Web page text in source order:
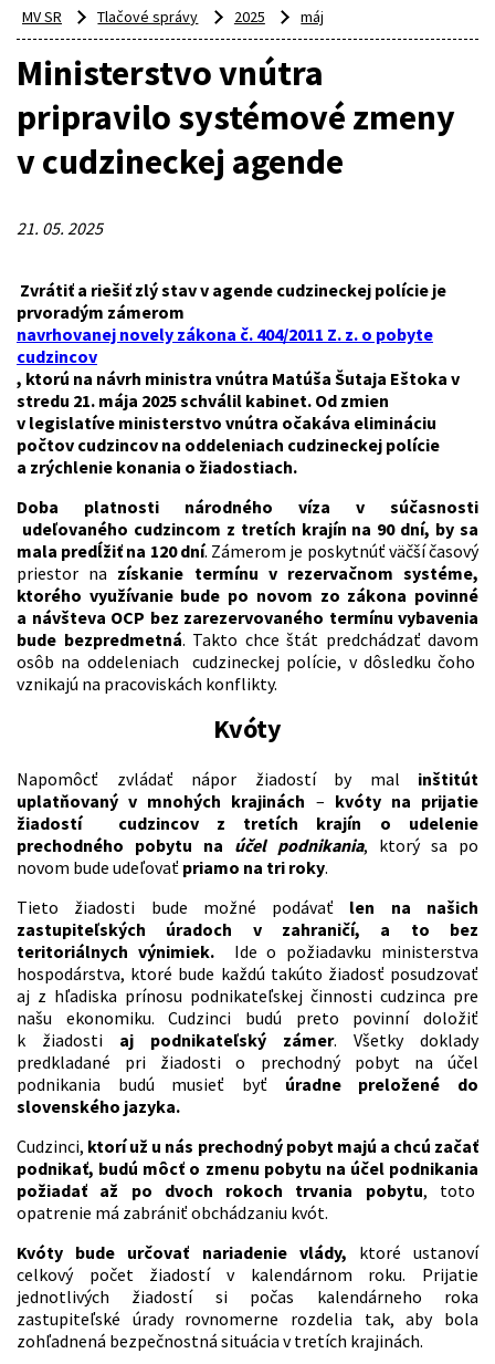
MV SR Tlačové správy 2025 máj
Ministerstvo vnútra
pripravilo systémové zmeny
v cudzineckej agende
21. 05. 2025
Zvrátiť a riešiť zlý stav v agende cudzineckej polície je
prvoradým zámerom
navrhovanej novely zákona č. 404/2011 Z. z. o pobyte
cudzincov
, ktorú na návrh ministra vnútra Matúša Šutaja Eštoka v
stredu 21. mája 2025 schválil kabinet. Od zmien
v legislatíve ministerstvo vnútra očakáva elimináciu
počtov cudzincov na oddeleniach cudzineckej polície
a zrýchlenie konania o žiadostiach.
Doba platnosti národného víza v súčasnosti
udeľovaného cudzincom z tretích krajín na 90 dní, by sa
mala predĺžiť na 120 dní. Zámerom je poskytnúť väčší časový
priestor na získanie termínu v rezervačnom systéme,
ktorého využívanie bude po novom zo zákona povinné
a návšteva OCP bez zarezervovaného termínu vybavenia
bude bezpredmetná. Takto chce štát predchádzať davom
osôb na oddeleniach cudzineckej polície, v dôsledku čoho
vznikajú na pracoviskách konflikty.
Kvóty
Napomôcť zvládať nápor žiadostí by mal inštitút
uplatňovaný v mnohých krajinách – kvóty na prijatie
žiadostí cudzincov z tretích krajín o udelenie
prechodného pobytu na účel podnikania, ktorý sa po
novom bude udeľovať priamo na tri roky.
Tieto žiadosti bude možné podávať len na našich
zastupiteľských úradoch v zahraničí, a to bez
teritoriálnych výnimiek.
Ide o požiadavku ministerstva
hospodárstva, ktoré bude každú takúto žiadosť posudzovať
aj z hľadiska prínosu podnikateľskej činnosti cudzinca pre
našu ekonomiku. Cudzinci budú preto povinní doložiť
k žiadosti aj podnikateľský zámer. Všetky doklady
predkladané pri žiadosti o prechodný pobyt na účel
podnikania budú musieť byť úradne preložené do
slovenského jazyka.
Cudzinci, ktorí už u nás prechodný pobyt majú a chcú začať
podnikať, budú môcť o zmenu pobytu na účel podnikania
požiadať až po dvoch rokoch trvania pobytu, toto
opatrenie má zabrániť obchádzaniu kvót.
Kvóty bude určovať nariadenie vlády, ktoré ustanoví
celkový počet žiadostí v kalendárnom roku. Prijatie
jednotlivých žiadostí si počas kalendárneho roka
zastupiteľské úrady rovnomerne rozdelia tak, aby bola
zohľadnená bezpečnostná situácia v tretích krajinách.